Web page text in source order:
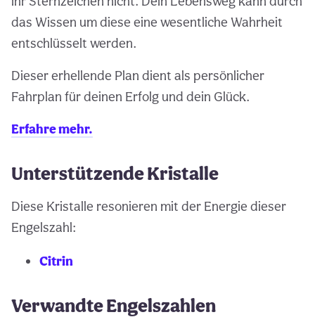
das Wissen um diese eine wesentliche Wahrheit
entschlüsselt werden.
Dieser erhellende Plan dient als persönlicher
Fahrplan für deinen Erfolg und dein Glück.
Erfahre mehr.
Unterstützende Kristalle
Diese Kristalle resonieren mit der Energie dieser
Engelszahl:
Citrin
Verwandte Engelszahlen